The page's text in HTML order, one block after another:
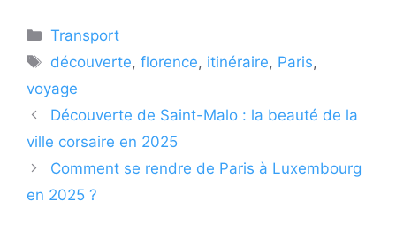
Catégories
Transport
Étiquettes
découverte,florence, itinéraire, Paris,
voyage
Découverte de Saint-Malo : la beauté de la
ville corsaire en 2025
Comment se rendre de Paris à Luxembourg
en 2025 ?